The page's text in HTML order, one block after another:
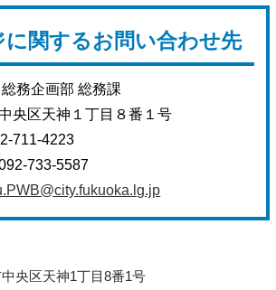
に関するお問い合わせ先
務企画部 総務課
央区天神１丁目８番１号
711-4223
733-5587
央区天神1丁目8番1号